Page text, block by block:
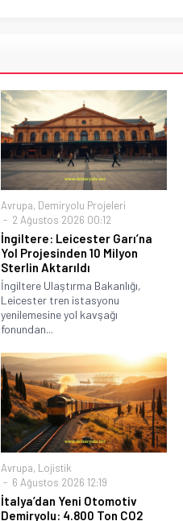
Avrupa, Demiryolu Projeleri
2 Ağustos 2026 00:12
İngiltere: Leicester Garı’na
Yol Projesinden 10 Milyon
Sterlin Aktarıldı
İngiltere Ulaştırma Bakanlığı,
Leicester tren istasyonu
yenilemesine yol kavşağı
fonundan...
Avrupa, Lojistik
6 Ağustos 2026 12:19
İtalya’dan Yeni Otomotiv
Demiryolu: 4.800 Ton CO2